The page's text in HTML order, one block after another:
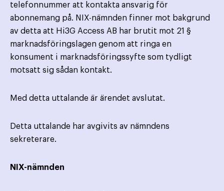
telefonnummer att kontakta ansvarig för
abonnemang på. NIX-nämnden finner mot bakgrund
av detta att Hi3G Access AB har brutit mot 21 §
marknadsföringslagen genom att ringa en
konsument i marknadsföringssyfte som tydligt
motsatt sig sådan kontakt.
Med detta uttalande är ärendet avslutat.
Detta uttalande har avgivits av nämndens
sekreterare.
NIX-nämnden